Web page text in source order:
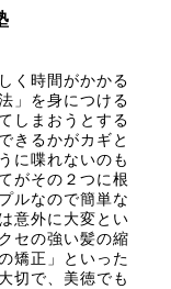
く時間がかかる
」を身につける
しまおうとする
きるかがカギと
に喋れないのも
がその２つに根
ルなので簡単な
意外に大変とい
セの強い髪の縮
矯正」といった
切で、美徳でも